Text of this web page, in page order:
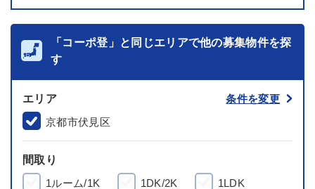
「コーポ登」と同じエリアで他の募集物件を探
す
エリア
条件を変更
京都市伏見区
間取り
1ルーム/1K
1DK/2K 1LDK